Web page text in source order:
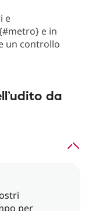
e
e in
un controllo
da
per